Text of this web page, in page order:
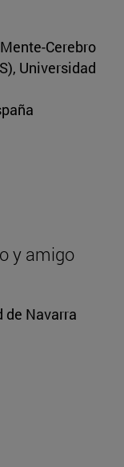
Cerebro
Universidad
y amigo
de Navarra